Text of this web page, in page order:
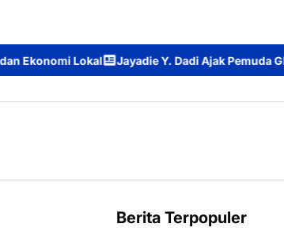
Jayadie Y. Dadi Ajak Pemuda GKE Menjadi
Berita Terpopuler